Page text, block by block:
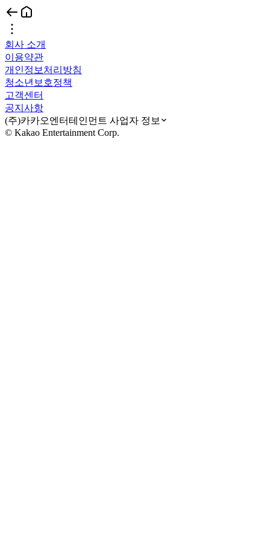
회사 소개
이용약관
개인정보처리방침
청소년보호정책
고객센터
공지사항
(주)카카오엔터테인먼트 사업자 정보
© Kakao Entertainment Corp.